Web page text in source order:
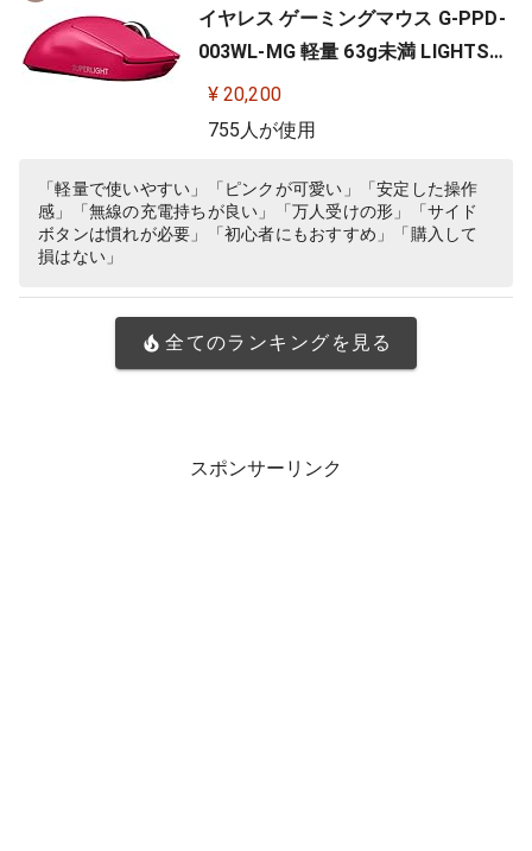
イヤレス ゲーミングマウス G-PPD-
003WL-MG 軽量 63g未満 LIGHTSP
EED HERO 25Kセンサー POWERPLA
Y 無線 充電 対応 ゲーミング マウス
正規品
¥ 20,200
755人が使用
「軽量で使いやすい」「ピンクが可愛い」「安定した操作
感」「無線の充電持ちが良い」「万人受けの形」「サイド
ボタンは慣れが必要」「初心者にもおすすめ」「購入して
損はない」
全てのランキングを見る
スポンサーリンク